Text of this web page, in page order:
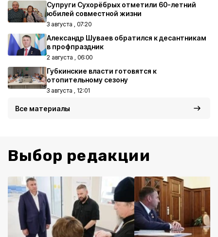
Супруги Сухорёбрых отметили 60-летний
юбилей совместной жизни
3 августа , 07:20
Александр Шуваев обратился к десантникам
в профпраздник
2 августа , 06:00
Губкинские власти готовятся к
отопительному сезону
3 августа , 12:01
Все материалы
Выбор редакции